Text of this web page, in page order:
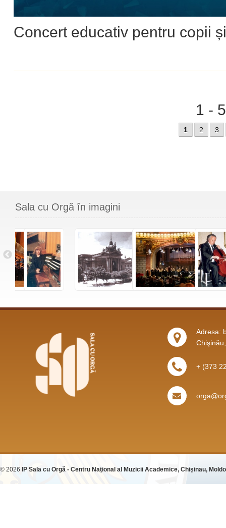
Concert educativ pentru copii
1 -
1 2 3
Sala cu Orgă în imagini
Adresa:
+ (373
© 2026 IP Sala cu Orgă - Centru Naţional al Muzicii Academice, Chişinau,